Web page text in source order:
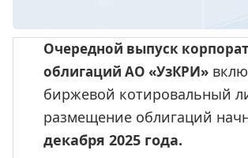
Очередной выпуск
облигаций AO «УзКРИ»
биржевой котировальный
размещение облигаций
декабря 2025 года.